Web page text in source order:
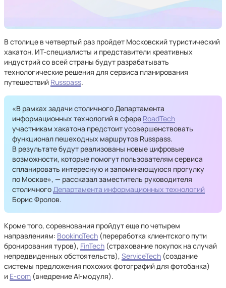
В столице в четвертый раз пройдет Московский туристический
хакатон. ИТ-специалисты и представители креативных
индустрий со всей страны будут разрабатывать
технологические решения для сервиса планирования
путешествий Russpass.
«В рамках задачи столичного Департамента
информационных технологий в сфере RoadTech
участникам хакатона предстоит усовершенствовать
функционал пешеходных маршрутов Russpass.
В результате будут реализованы новые цифровые
возможности, которые помогут пользователям сервиса
спланировать интересную и запоминающуюся прогулку
по Москве», — рассказал заместитель руководителя
столичногоДепартамента информационных технологий
Борис Фролов.
Кроме того, соревнования пройдут еще по четырем
направлениям: BookingTech (переработка клиентского пути
бронирования туров), FinTech (страхование покупок на случай
непредвиденных обстоятельств), ServiceTech (создание
системы предложения похожих фотографий для фотобанка)
и E-com (внедрение AI-модуля).